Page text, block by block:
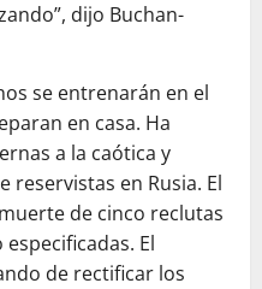
dijo Buchan-
se entrenarán en el
en casa. Ha
a la caótica y
reservistas en Rusia. El
de cinco reclutas
El
de rectificar los